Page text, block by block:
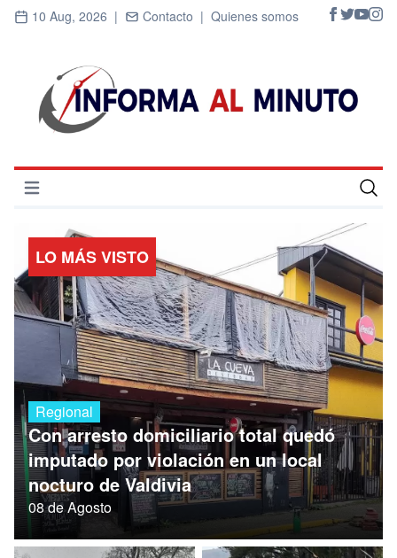
10 Aug, 2026 | Contacto | Quienes somos
Abrir menú
Cultura
Deportes
Economía
Entrevistas
Nacional
Política
Regional
LO MÁS VISTO
Regional
Con arresto domiciliario total quedó
imputado por violación en un local
nocturo de Valdivia
08 de Agosto